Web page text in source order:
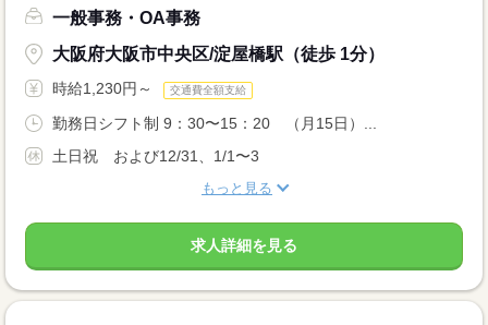
一般事務・OA事務
大阪府大阪市中央区/淀屋橋駅（徒歩 1分）
時給1,230円～ 交通費全額支給
勤務日シフト制 9：30〜15：20 （月15日）...
土日祝 および12/31、1/1〜3
もっと見る
求人詳細を見る